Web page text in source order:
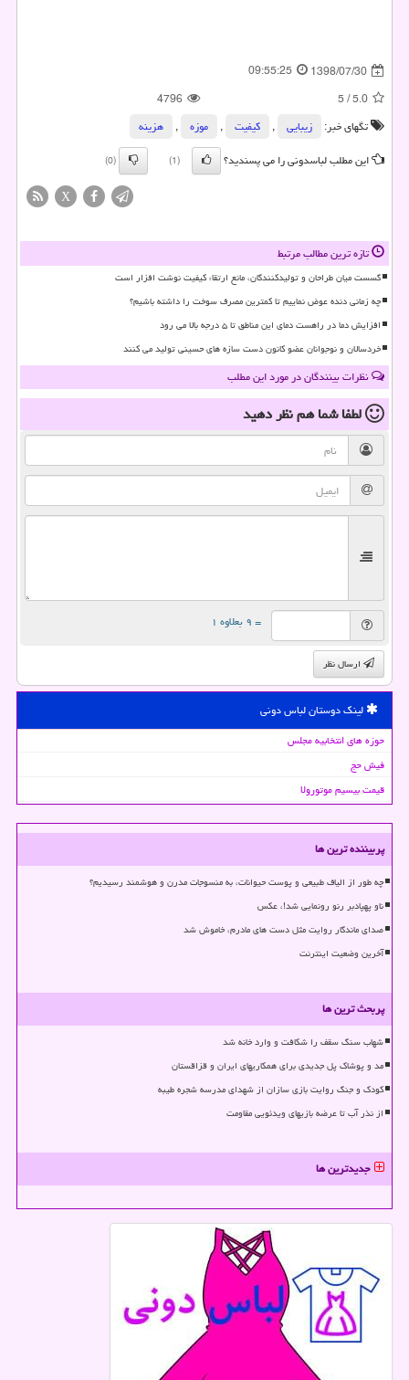
1398/07/30
09:55:25
5.0
/
5
4796
تگهای خبر:
زیبایی , كیفیت , موزه ,
هزینه
این مطلب لباسدونی را می پسندید؟
(1)
(0)
X
تازه ترین مطالب مرتبط
گسست میان طراحان و تولیدکنندگان، مانع ارتقاء کیفیت نوشت افزار است
چه زمانی دنده عوض نماییم تا کمترین مصرف سوخت را داشته باشیم؟
افزایش دما در راهست دمای این مناطق تا ۵ درجه بالا می رود
خردسالان و نوجوانان عضو کانون دست سازه های حسینی تولید می کنند
نظرات بینندگان در مورد این مطلب
لطفا شما همنظر دهید
= ۹ بعلاوه ۱
ارسال نظر
لینک دوستان لباس دونی
حوزه های انتخابیه مجلس
فیش حج
قیمت بیسیم موتورولا
پربیننده ترین ها
چه طور از الیاف طبیعی و پوست حیوانات، به منسوجات مدرن و هوشمند رسیدیم؟
ناو پهپادبر رنو رونمایی شد!، عکس
صدای ماندگار روایت مثل دست های مادرم، خاموش شد
آخرین وضعیت اینترنت
پربحث ترین ها
شهاب سنگ سقف را شکافت و وارد خانه شد
مد و پوشاک پل جدیدی برای همکاریهای ایران و قزاقستان
کودک و جنگ روایت بازی سازان از شهدای مدرسه شجره طیبه
از نذر آب تا عرضه بازیهای ویدئویی مقاومت
جدیدترین ها